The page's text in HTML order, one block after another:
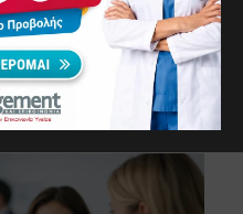
Best practices ιατρικής